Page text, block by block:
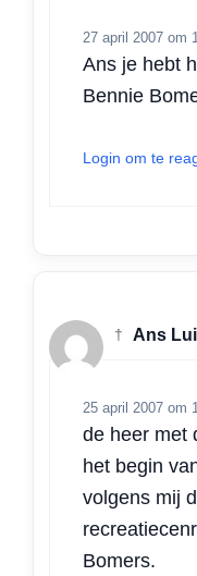
27 april 2007 om
Ans je hebt
Bennie
Login om te
† Ans
25 april 2007 om
de heer met
het begin
volgens mij
Bomers.